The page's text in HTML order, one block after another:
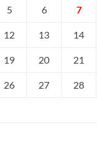
5 6 7
12 13 14
19 20 21
26 27 28